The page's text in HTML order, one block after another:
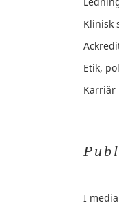
Klinisk
Etik,
Karriär
I media